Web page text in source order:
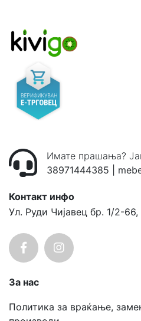
Имате прашања?
38971444385
Контакт инфо
Ул. Руди Чијавец бр. 1/2-66,
За нас
Политика за враќање,